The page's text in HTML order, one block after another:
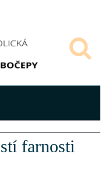
farnosti